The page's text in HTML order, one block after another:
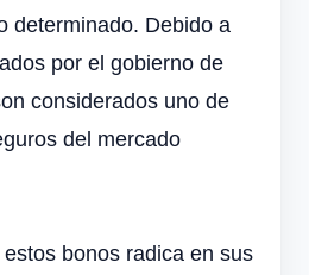
determinado. Debido a
por el gobierno de
considerados uno de
del mercado
bonos radica en sus